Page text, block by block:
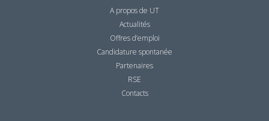
A propos de UT
Actualités
Offres d’emploi
Candidature spontanée
Partenaires
RSE
Contacts